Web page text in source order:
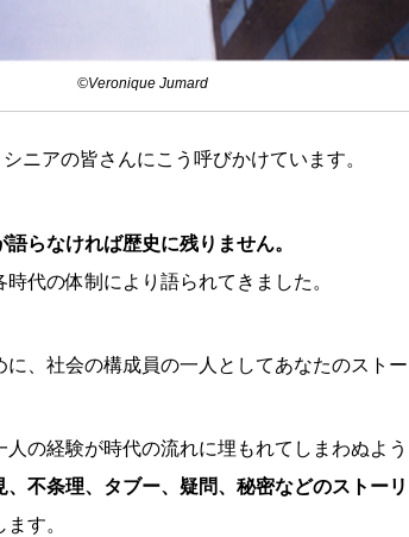
©︎Veronique Jumard
ニアの皆さんにこう呼びかけています。
語らなければ歴史に残りません。
代の体制により語られてきました。
、社会の構成員の一人としてあなたのスト
の経験が時代の流れに埋もれてしまわぬよう
、不条理、タブー、疑問、秘密などのストー
す。